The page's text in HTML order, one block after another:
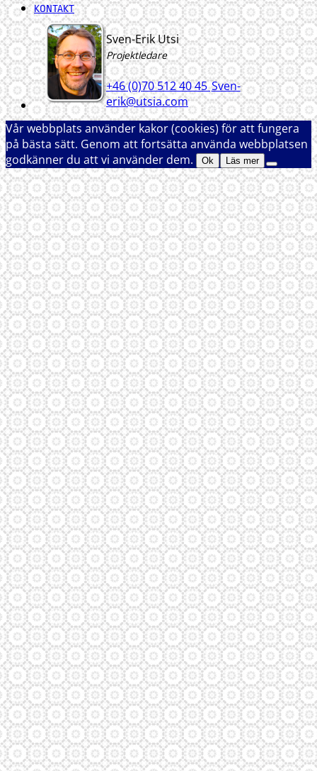
KONTAKT
Sven-Erik Utsi
Projektledare
+46 (0)70 512 40 45 Sven-
erik@utsia.com
Vår webbplats använder kakor (cookies) för att fungera
på bästa sätt. Genom att fortsätta använda webbplatsen
godkänner du att vi använder dem.
Ok Läs mer